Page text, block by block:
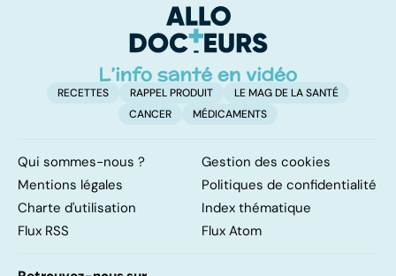
âgées
RECETTES RAPPEL PRODUIT
LE MAG DE LA SANTÉ
CANCER
MÉDICAMENTS
Qui sommes-nous ?
Gestion des cookies
Mentions légales
Politiques de confidentialité
Charte d'utilisation
Index thématique
Flux RSS
Flux Atom